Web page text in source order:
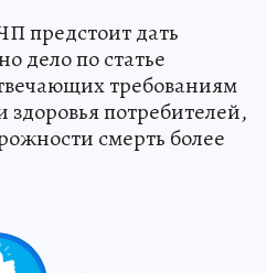
предстоит дать
дело по статье
требованиям
потребителей,
смерть более